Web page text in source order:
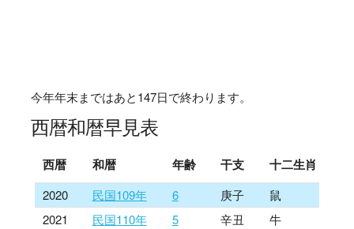
今年年末まではあと147日で終わります。
西暦和暦早見表
西暦 和暦 年齢 干支 十二生肖
2020 民国109年 6 庚子
鼠
2021
民国110年 5 辛丑
牛